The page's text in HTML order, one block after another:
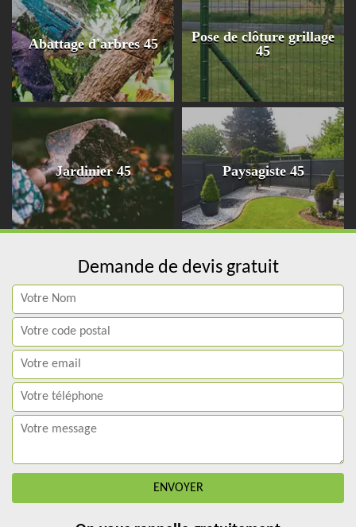
Abattage d'arbres 45
Pose de clôture grillage
45
Jardinier 45 Paysagiste 45
Demande de devis gratuit